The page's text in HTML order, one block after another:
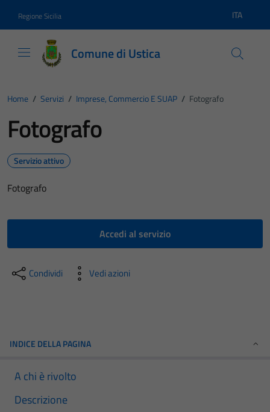
Regione Sicilia Lingua
ITA
Comune di Ustica
Home / Servizi / Imprese, Commercio E SUAP / Fotografo
Fotografo
Servizio attivo
Fotografo
Accedi al servizio
Condividi Vedi azioni
INDICE DELLA PAGINA
A chi è rivolto
Descrizione